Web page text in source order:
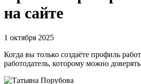
на сайте
1 октября 2025
Когда вы только создаёте профиль
работодатель, которому можно